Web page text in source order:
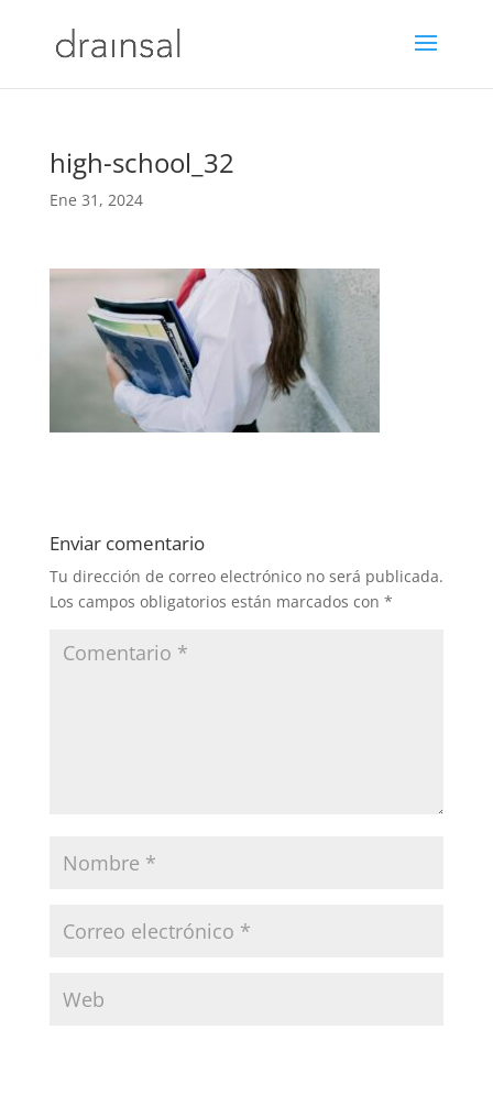
high-school_32
Ene 31, 2024
Enviar comentario
Tu dirección de correo electrónico no será publicada.
Los campos obligatorios están marcados con *